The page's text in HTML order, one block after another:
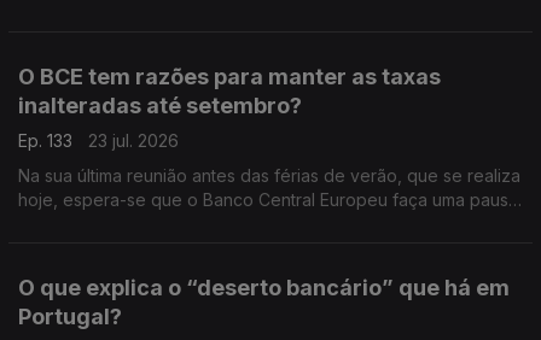
O BCE tem razões para manter as taxas
inalteradas até setembro?
Ep. 133
23 jul. 2026
Na sua última reunião antes das férias de verão, que se realiza
hoje, espera-se que o Banco Central Europeu faça uma pausa
O que explica o “deserto bancário” que há em
Portugal?